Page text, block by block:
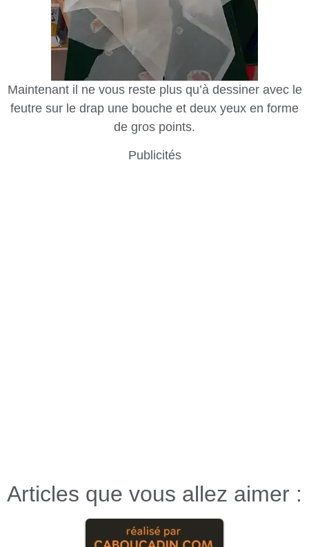
Maintenant il ne vous reste plus qu’à dessiner avec le
feutre sur le drap une bouche et deux yeux en forme
de gros points.
Publicités
Articles que vous allez aimer :